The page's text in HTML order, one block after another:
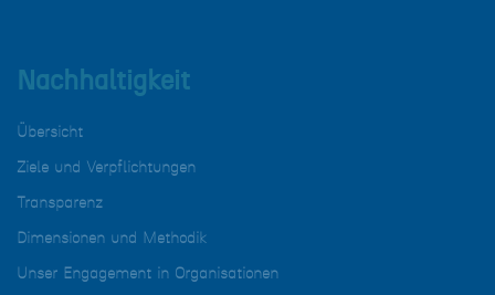
Nachhaltigkeit
Übersicht
Ziele und Verpflichtungen
Transparenz
Dimensionen und Methodik
Unser Engagement in Organisationen